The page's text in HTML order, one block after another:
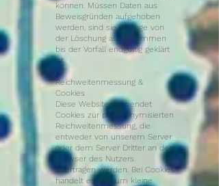
können. Müssen Daten aus
Beweisgründen aufgehoben
werden, sind sie solange von
der Löschung ausgenommen
bis der Vorfall endgültig geklärt
ist.
Reichweitenmessung &
Cookies
Diese Website verwendet
Cookies zur pseudonymisierten
Reichweitenmessung, die
entweder von unserem Server
oder dem Server Dritter an den
Browser des Nutzers
übertragen werden. Bei Cookies
handelt es sich um kleine